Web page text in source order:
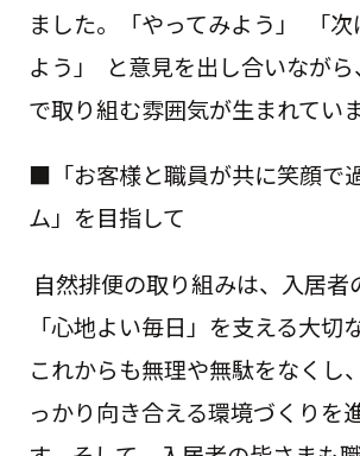
ました。「やってみよう」 「
よう」 と意見を出し合いなが
で取り組む雰囲気が生まれていま
■「お客様と職員が共に笑顔で
ム」を目指して
自然排便の取り組みは、入居者
「心地よい毎日」を支える大切
これからも無理や無駄をなくし
っかり向き合える環境づくりを